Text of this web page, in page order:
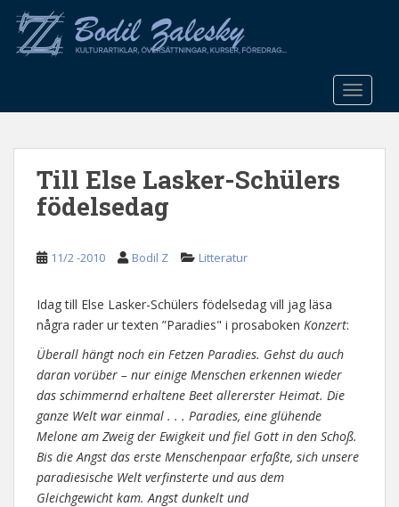
o
Till Else Lasker-Schülers
födelsedag
11/2 -2010 Bodil Z Litteratur
Idag till Else Lasker-Schülers födelsedag vill jag läsa
några rader ur texten ”Paradies" i prosaboken Konzert:
Überall hängt noch ein Fetzen Paradies. Gehst du auch
daran vorüber – nur einige Menschen erkennen wieder
das schimmernd erhaltene Beet allererster Heimat. Die
ganze Welt war einmal . . . Paradies, eine glühende
Melone am Zweig der Ewigkeit und fiel Gott in den Schoß.
Bis die Angst das erste Menschenpaar erfaßte, sich unsere
paradiesische Welt verfinsterte und aus dem
Gleichgewicht kam. Angst dunkelt und